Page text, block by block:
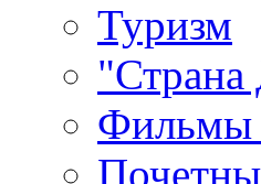
Туризм
Фильмы